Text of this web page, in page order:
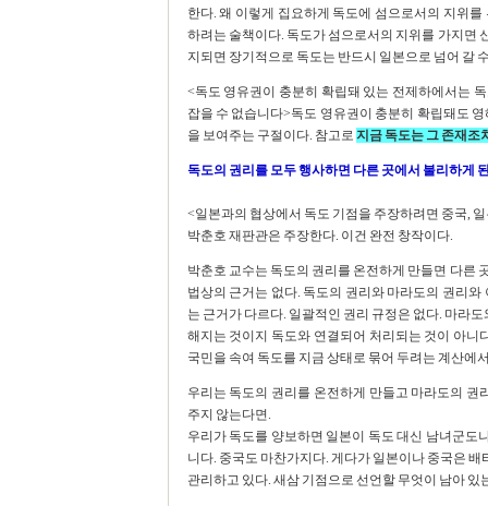
한다. 왜 이렇게 집요하게 독도에 섬으로서의 지위
하려는 술책이다. 독도가 섬으로서의 지위를 가지면
지되면 장기적으로 독도는 반드시 일본으로 넘어 갈
<독도 영유권이 충분히 확립돼 있는 전제하에서는
잡을 수 없습니다>독도 영유권이 충분히 확립돼도
을 보여주는 구절이다. 참고로 지금 독도는 그 존재조
독도의 권리를 모두 행사하면 다른 곳에서 불리하게
<일본과의 협상에서 독도 기점을 주장하려면 중국,
박춘호 재판관은 주장한다. 이건 완전 창작이다.
박춘호 교수는 독도의 권리를 온전하게 만들면 다른
법상의 근거는 없다. 독도의 권리와 마라도의 권리
는 근거가 다르다. 일괄적인 권리 규정은 없다. 마라
해지는 것이지 독도와 연결되어 처리되는 것이 아
국민을 속여 독도를 지금 상태로 묶어 두려는 계산에
우리는 독도의 권리를 온전하게 만들고 마라도의
주지 않는다면.
우리가 독도를 양보하면 일본이 독도 대신 남녀군도
니다. 중국도 마찬가지다. 게다가 일본이나 중국은
관리하고 있다. 새삼 기점으로 선언할 무엇이 남아 있